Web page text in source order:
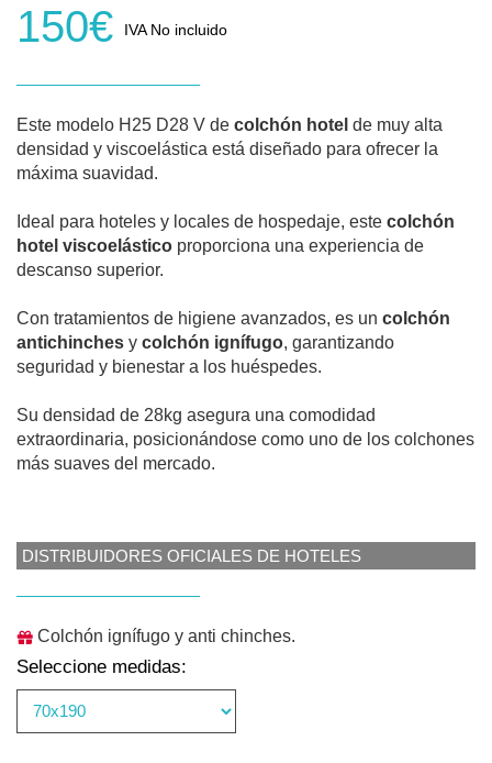
150€ IVA No incluido
Este modelo H25 D28 V de colchón hotel de muy alta
densidad y viscoelástica está diseñado para ofrecer la
máxima suavidad.
Ideal para hoteles y locales de hospedaje, este colchón
hotel viscoelástico proporciona una experiencia de
descanso superior.
Con tratamientos de higiene avanzados, es un colchón
antichinches y colchón ignífugo, garantizando
seguridad y bienestar a los huéspedes.
Su densidad de 28kg asegura una comodidad
extraordinaria, posicionándose como uno de los colchones
más suaves del mercado.
DISTRIBUIDORES OFICIALES DE HOTELES
Colchón ignífugo y anti chinches.
Seleccione medidas: